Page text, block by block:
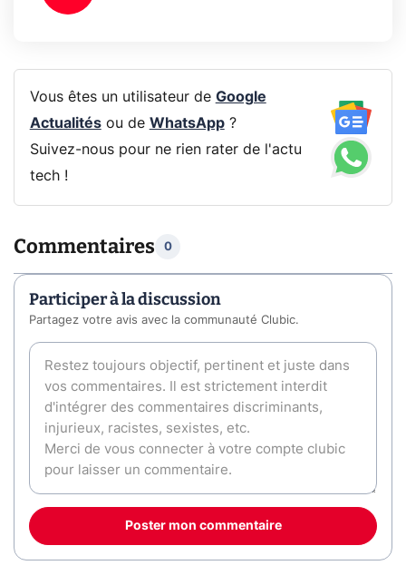
Vous êtes un utilisateur de Google
Actualitésou de WhatsApp?
Suivez-nous pour ne rien rater de l'actu
tech !
Commentaires 0
Participer à la discussion
Partagez votre avis avec la communauté Clubic.
Poster mon commentaire